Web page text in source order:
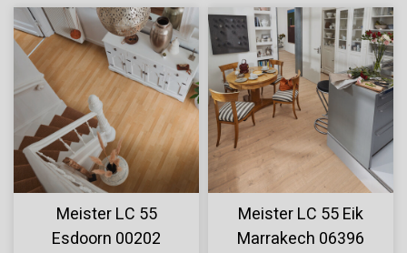
Meister LC 55
Esdoorn 00202
Meister LC 55 Eik
Marrakech 06396